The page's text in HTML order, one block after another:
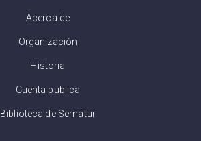
Acerca de
Organización
Historia
Cuenta pública
Biblioteca de Sernatur